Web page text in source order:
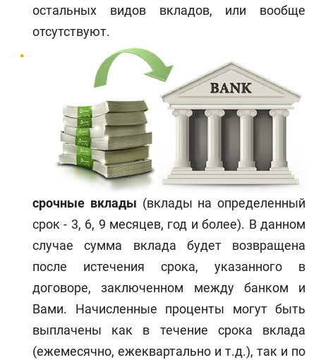
остальных видов вкладов, или вообще
отсутствуют.
срочные вклады (вклады на определенный
срок - 3, 6, 9 месяцев, год и более). В данном
случае сумма вклада будет возвращена
после истечения срока, указанного в
договоре, заключенном между банком и
Вами. Начисленные проценты могут быть
выплачены как в течение срока вклада
(ежемесячно, ежеквартально и т.д.), так и по